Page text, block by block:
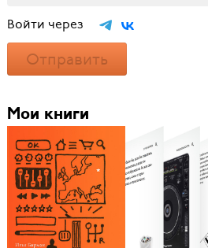
Войти через
Отправить
Мои книги